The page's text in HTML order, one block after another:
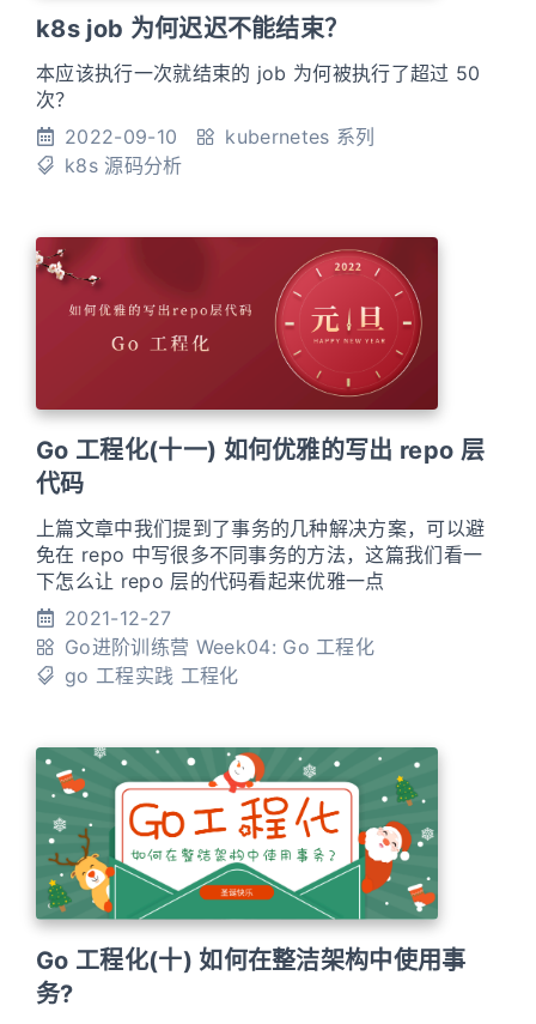
k8s job 为何迟迟不能结束？
本应该执行一次就结束的 job 为何被执行了超过 50
次？
2022-09-10
kubernetes 系列
k8s 源码分析
Go 工程化(十一) 如何优雅的写出 repo 层
代码
上篇文章中我们提到了事务的几种解决方案，可以避
免在 repo 中写很多不同事务的方法，这篇我们看一
下怎么让 repo 层的代码看起来优雅一点
2021-12-27
Go进阶训练营 Week04: Go 工程化
go 工程实践 工程化
Go 工程化(十) 如何在整洁架构中使用事
务?